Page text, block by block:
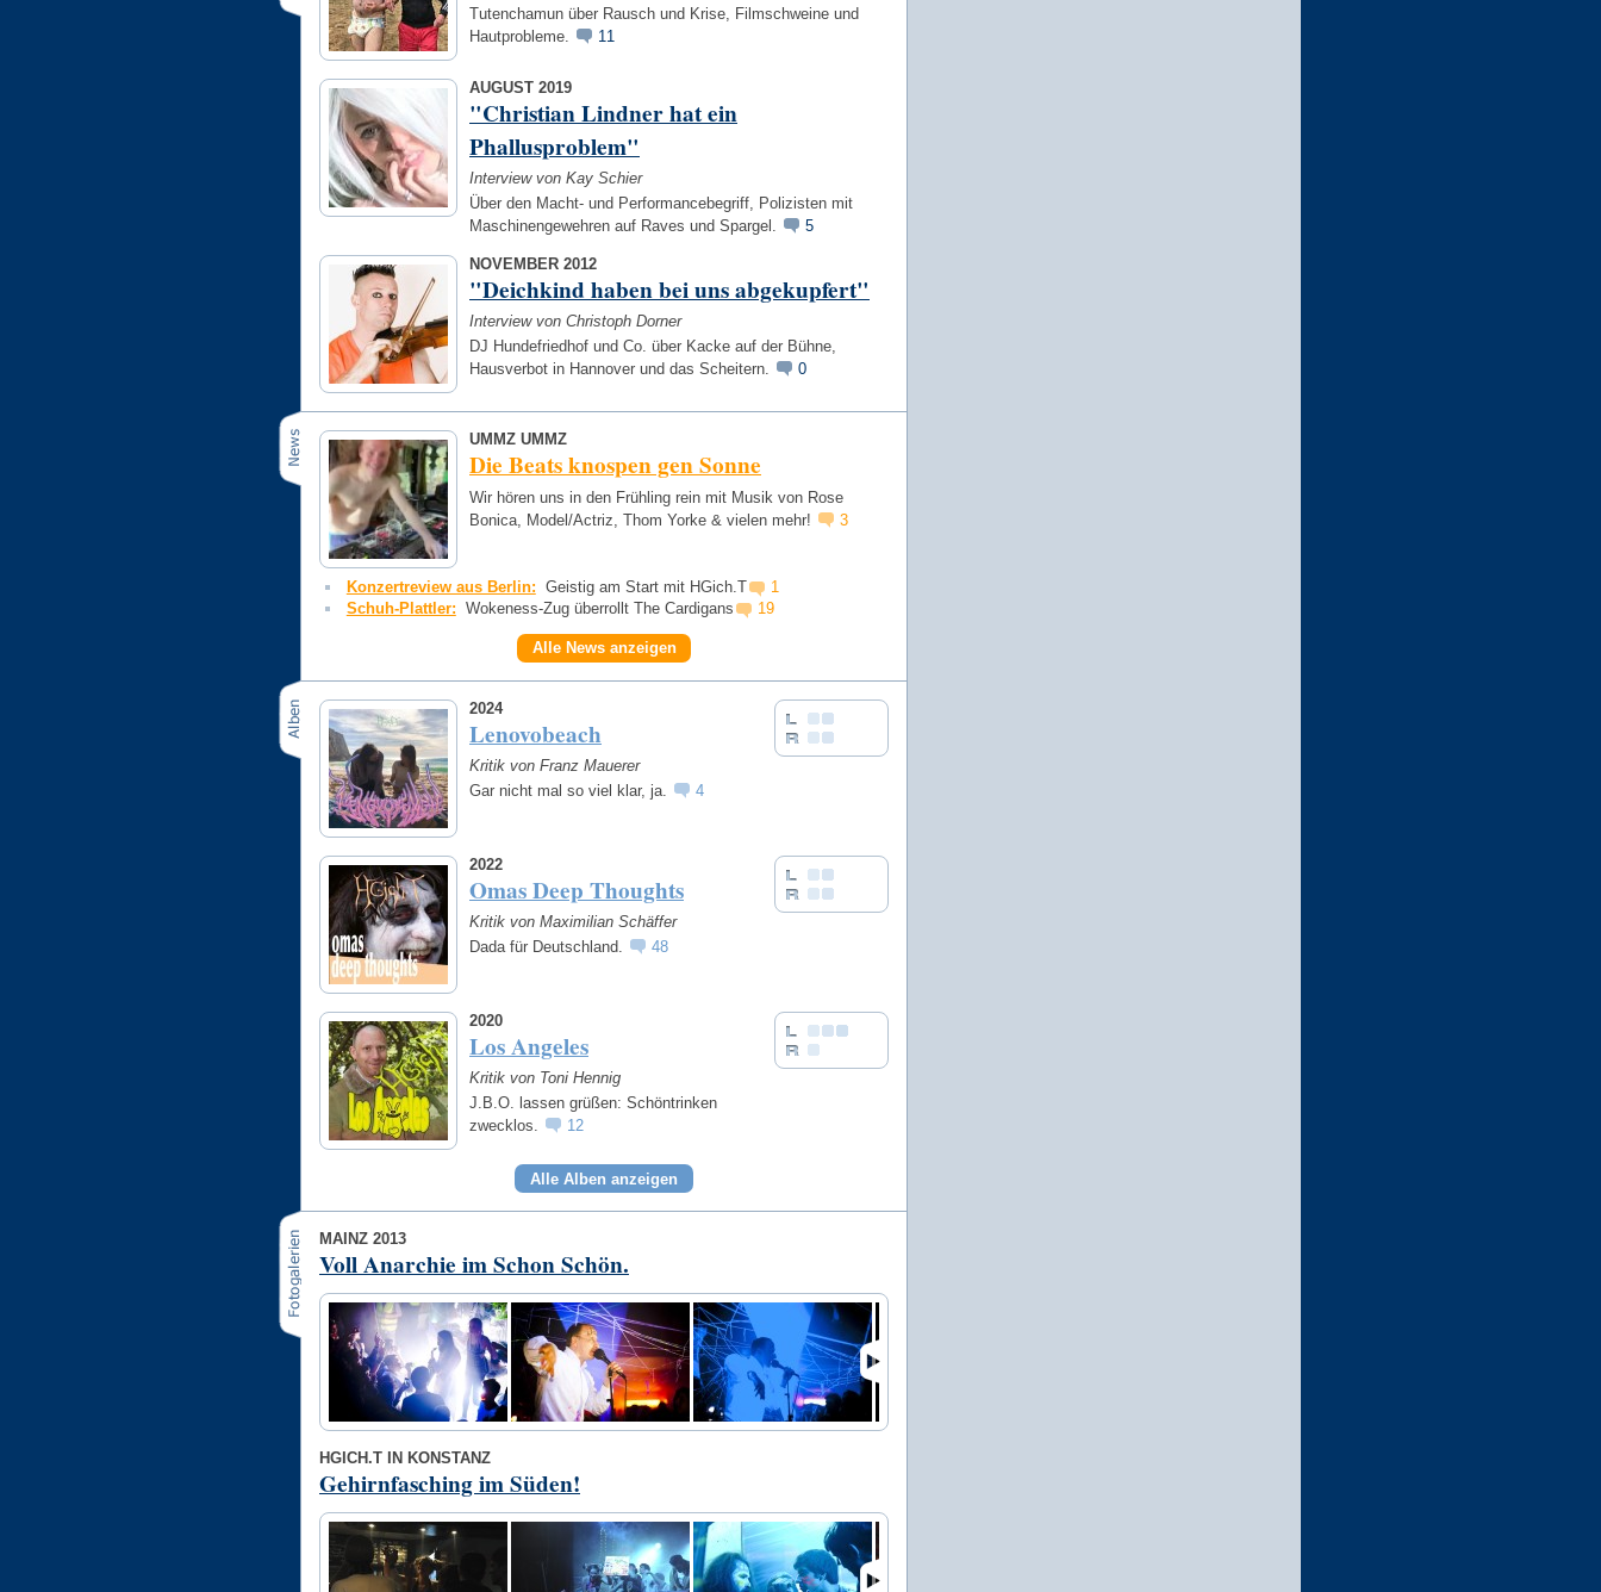
Tutenchamun über Rausch und Krise, Filmschweine und
Hautprobleme.
11
AUGUST 2019
"Christian Lindner hat ein
Phallusproblem"
Interview von Kay Schier
Über den Macht- und Performancebegriff, Polizisten mit
Maschinengewehren auf Raves und Spargel.
5
NOVEMBER 2012
"Deichkind haben bei uns abgekupfert"
Interview von Christoph Dorner
DJ Hundefriedhof und Co. über Kacke auf der Bühne,
Hausverbot in Hannover und das Scheitern.
0
UMMZ UMMZ
Die Beats knospen gen Sonne
Wir hören uns in den Frühling rein mit Musik von Rose
Bonica, Model/Actriz, Thom Yorke & vielen mehr!
3
Konzertreview aus Berlin: Geistig am Start mit HGich.T
1
Schuh-Plattler: Wokeness-Zug überrollt The Cardigans 19
Alle News anzeigen
2024
Lenovobeach
Kritik von Franz Mauerer
Gar nicht mal so viel klar, ja.
4
2022
Omas Deep Thoughts
Kritik von Maximilian Schäffer
Dada für Deutschland.
48
2020
Los Angeles
Kritik von Toni Hennig
J.B.O. lassen grüßen: Schöntrinken
zwecklos.
12
Alle Alben anzeigen
MAINZ 2013
Voll Anarchie im Schon Schön.
HGICH.T IN KONSTANZ
Gehirnfasching im Süden!